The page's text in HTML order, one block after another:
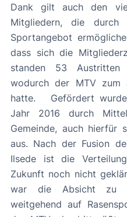
Dank gilt auch den
Mitgliedern, die
Sportangebot
dass sich die
standen 53 Austritten
wodurch der MTV zum
hatte. Gefördert wurde der Sportbetrieb auch im
Jahr 2016 durch
Gemeinde, auch hierfür
aus. Nach der Fusion
Ilsede ist die
Zukunft noch nicht
war die Absicht zu
weitgehend auf